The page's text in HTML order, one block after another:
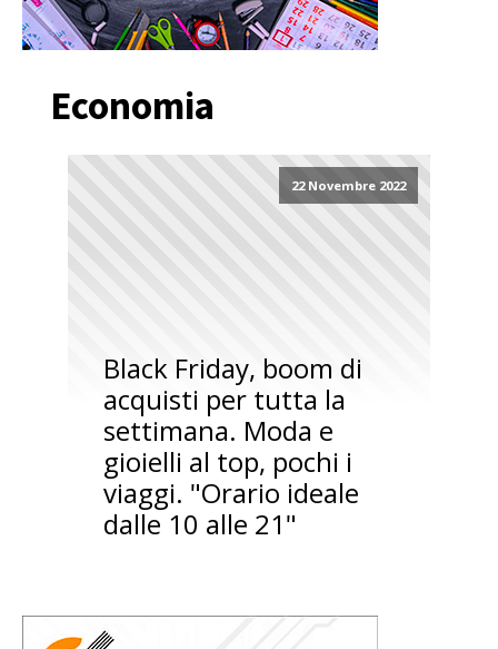
Economia
22 Novembre 2022
Black Friday, boom di
acquisti per tutta la
settimana. Moda e
gioielli al top, pochi i
viaggi. "Orario ideale
dalle 10 alle 21"